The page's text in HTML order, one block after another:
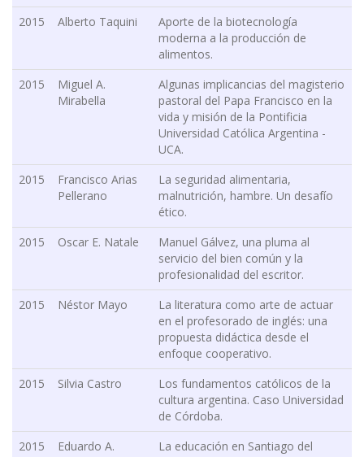
2015
Alberto Taquini
Aporte de la biotecnología
moderna a la producción de
alimentos.
2015
Miguel A.
Mirabella
Algunas implicancias del magisterio
pastoral del Papa Francisco en la
vida y misión de la Pontificia
Universidad Católica Argentina -
UCA.
2015
Francisco Arias
Pellerano
La seguridad alimentaria,
malnutrición, hambre. Un desafío
ético.
2015
Oscar E. Natale
Manuel Gálvez, una pluma al
servicio del bien común y la
profesionalidad del escritor.
2015
Néstor Mayo
La literatura como arte de actuar
en el profesorado de inglés: una
propuesta didáctica desde el
enfoque cooperativo.
2015
Silvia Castro
Los fundamentos católicos de la
cultura argentina. Caso Universidad
de Córdoba.
2015
Eduardo A.
La educación en Santiago del